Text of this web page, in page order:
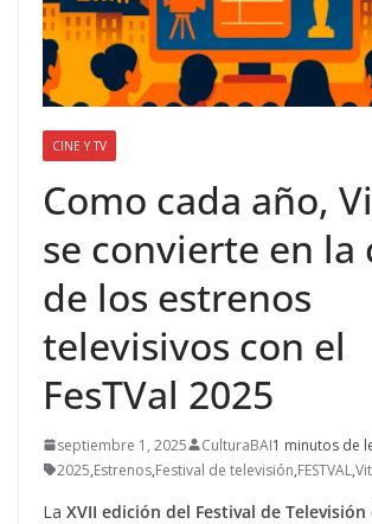
CINE Y TV
Como cada año,
se convierte en la
de los estrenos
televisivos con el
FesTVal 2025
septiembre 1, 2025 CulturaBAI1 minutos de
2025,Estrenos,Festival de televisión,FESTVAL,
La XVII edición del Festival de Televisión